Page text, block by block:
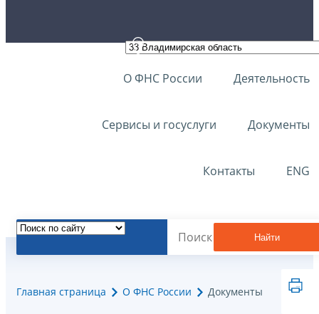
О ФНС России Деятельность
Сервисы и госуслуги Документы
Контакты ENG
Найти
Главная страница О ФНС России Документы